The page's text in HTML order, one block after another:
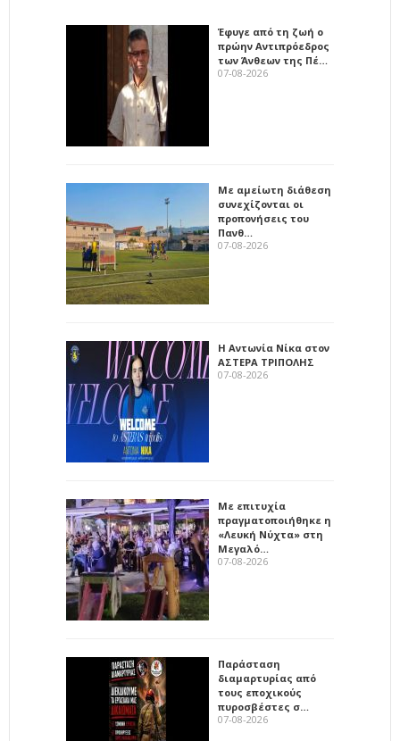
Έφυγε από τη ζωή ο
πρώην Αντιπρόεδρος
των Άνθεων της Πέ…
07-08-2026
Με αμείωτη διάθεση
συνεχίζονται οι
προπονήσεις του
Πανθ…
07-08-2026
Η Αντωνία Νίκα στον
ΑΣΤΕΡΑ ΤΡΙΠΟΛΗΣ
07-08-2026
Με επιτυχία
πραγματοποιήθηκε η
«Λευκή Νύχτα» στη
Μεγαλό…
07-08-2026
Παράσταση
διαμαρτυρίας από
τους εποχικούς
πυροσβέστες σ…
07-08-2026